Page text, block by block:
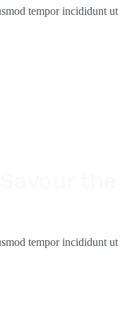
tempor incididunt
tempor incididunt